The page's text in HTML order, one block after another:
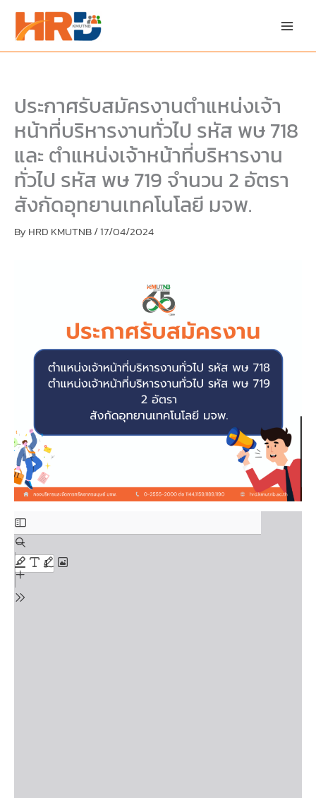
content
ประกาศรับสมัครงานตำแหน่งเจ้า
หน้าที่บริหารงานทั่วไป รหัส พษ 718
และ ตำแหน่งเจ้าหน้าที่บริหารงาน
ทั่วไป รหัส พษ 719 จำนวน 2 อัตรา
สังกัดอุทยานเทคโนโลยี มจพ.
By HRD KMUTNB/17/04/2024
PDF